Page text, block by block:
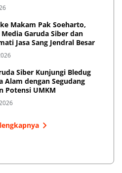
Makam Pak Soeharto,
Garuda Siber dan
Jasa Sang Jendral Besar
Siber Kunjungi Bledug
Alam dengan Segudang
Potensi UMKM